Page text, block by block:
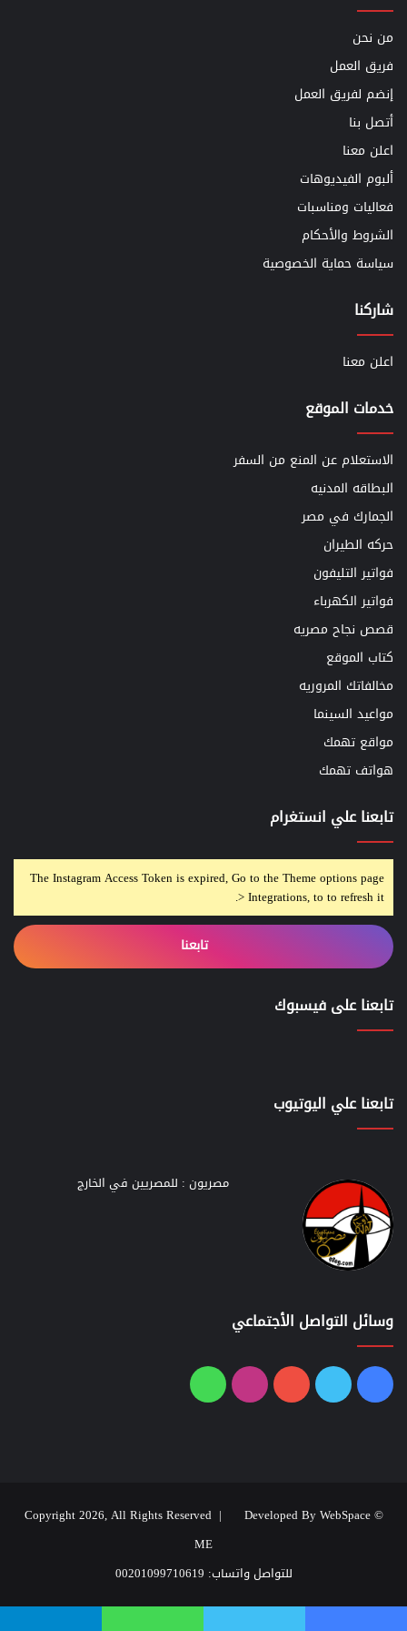
من نحن
فريق العمل
إنضم لفريق العمل
أتصل بنا
اعلن معنا
ألبوم الفيديوهات
فعاليات ومناسبات
الشروط والأحكام
سياسة حماية الخصوصية
شاركنا
اعلن معنا
خدمات الموقع
الاستعلام عن المنع من السفر
البطاقه المدنيه
الجمارك في مصر
حركه الطيران
فواتير التليفون
فواتير الكهرباء
قصص نجاح مصريه
كتاب الموقع
مخالفاتك المروريه
مواعيد السينما
مواقع تهمك
هواتف تهمك
تابعنا علي انستغرام
The Instagram Access Token is expired, Go to the Theme options page
> Integrations, to to refresh it.
تابعنا
تابعنا على فيسبوك
تابعنا علي اليوتيوب
مصريون : للمصريين في الخارج
وسائل التواصل الأجتماعي
فيسبوك
تويتر يوتيوبانستقرامواتساب
© Copyright 2026, All Rights Reserved |
Developed By WebSpace
ME
للتواصل واتساب: 00201099710619